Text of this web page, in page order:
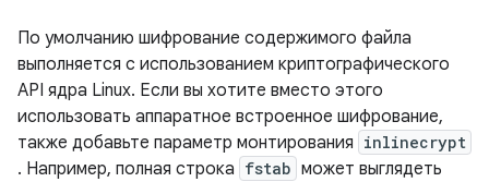
По умолчанию шифрование содержимого файла
выполняется с использованием криптографического
API ядра Linux. Если вы хотите вместо этого
использовать аппаратное встроенное шифрование,
также добавьте параметр монтирования inlinecrypt
. Например, полная строка fstab может выглядеть